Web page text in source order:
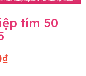
tím 50